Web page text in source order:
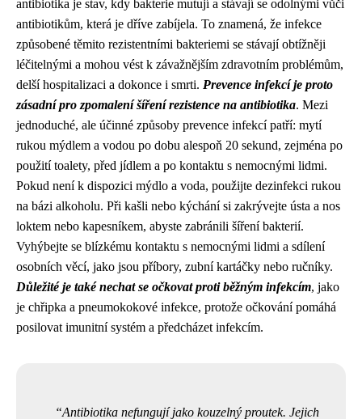
antibiotika je stav, kdy bakterie mutují a stávají se odolnými vůči
antibiotikům, která je dříve zabíjela. To znamená, že infekce
způsobené těmito rezistentními bakteriemi se stávají obtížněji
léčitelnými a mohou vést k závažnějším zdravotním problémům,
delší hospitalizaci a dokonce i smrti. Prevence infekcí je proto
zásadní pro zpomalení šíření rezistence na antibiotika. Mezi
jednoduché, ale účinné způsoby prevence infekcí patří: mytí
rukou mýdlem a vodou po dobu alespoň 20 sekund, zejména po
použití toalety, před jídlem a po kontaktu s nemocnými lidmi.
Pokud není k dispozici mýdlo a voda, použijte dezinfekci rukou
na bázi alkoholu. Při kašli nebo kýchání si zakrývejte ústa a nos
loktem nebo kapesníkem, abyste zabránili šíření bakterií.
Vyhýbejte se blízkému kontaktu s nemocnými lidmi a sdílení
osobních věcí, jako jsou příbory, zubní kartáčky nebo ručníky.
Důležité je také nechat se očkovat proti běžným infekcím, jako
je chřipka a pneumokokové infekce, protože očkování pomáhá
posilovat imunitní systém a předcházet infekcím.
Antibiotika nefungují jako kouzelný proutek. Jejich